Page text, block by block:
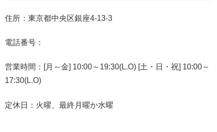
住所：東京都中央区銀座4-13-3
電話番号：
営業時間：[月～金] 10:00～19:30(L.O) [土・日・祝] 10:00～
17:30(L.O)
定休日：火曜、最終月曜か水曜